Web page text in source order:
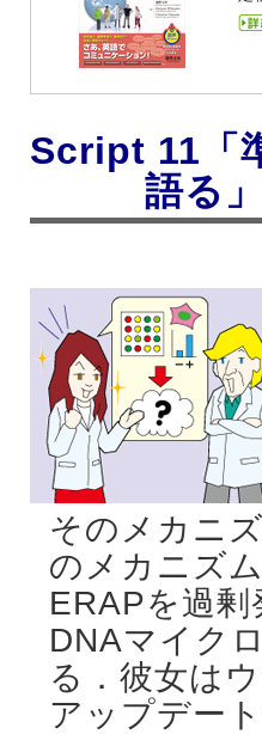
Script 11「
語る」
そのメカニ
のメカニズ
ERAPを過
DNAマイク
る．彼女は
アップデート